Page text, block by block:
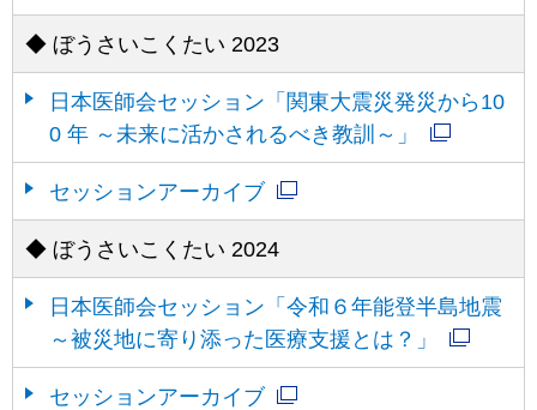
◆ ぼうさいこくたい 2023
日本医師会セッション「関東大震災発災から10
0 年 ～未来に活かされるべき教訓～」
セッションアーカイブ
◆ ぼうさいこくたい 2024
日本医師会セッション「令和６年能登半島地震
～被災地に寄り添った医療支援とは？」
セッションアーカイブ